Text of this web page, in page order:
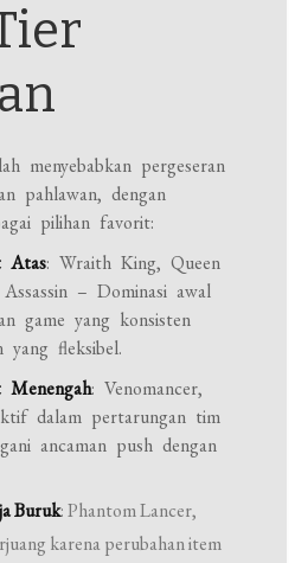
menyebabkan pergeseran
pahlawan, dengan
pilihan favorit:
Atas: Wraith King, Queen
– Dominasi awal
game yang konsisten
yang fleksibel.
Menengah: Venomancer,
dalam pertarungan tim
ancaman push dengan
Buruk: Phantom Lancer,
karena perubahan item